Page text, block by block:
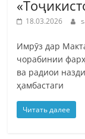
18.03.2026
Имрӯз дар
чорабинии
ва радиои
ҳамбастаги
Читать далее